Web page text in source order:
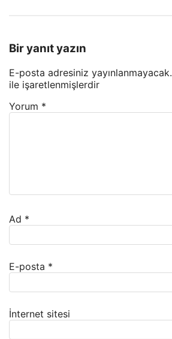
Bir yanıt yazın
E-posta adresiniz yayınlanmayacak.
ile işaretlenmişlerdir
Yorum *
Ad *
E-posta *
İnternet sitesi